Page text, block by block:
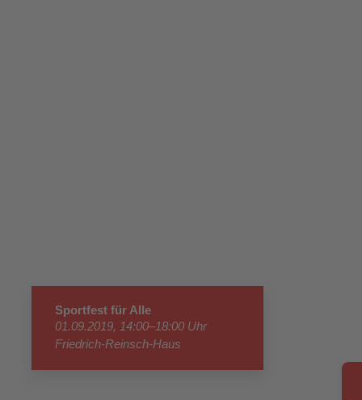
Sportfest für Alle
01.09.2019, 14:00–18:00 Uhr
Friedrich-Reinsch-Haus